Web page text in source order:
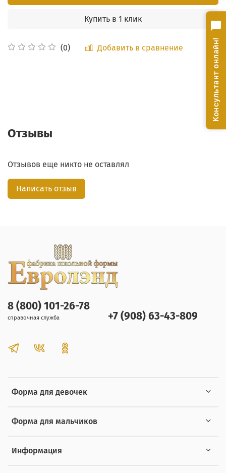
(0) Добавить в сравнение
Купить в 1 клик
Отзывы
Отзывов еще никто не оставлял
Написать отзыв
Форма для девочек
Форма для мальчиков
Информация
8 (800) 101-26-78
справочная служба +7 (908) 63-43-809
Консультант онлайн!